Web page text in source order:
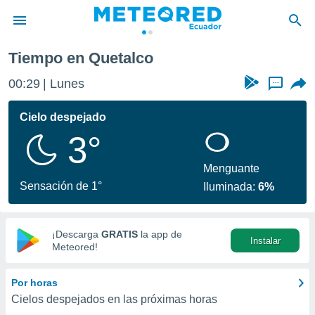
de
ha
calidad.
a este
las
y
digital
basada
Tiempo en Quetalco
00:29 Lunes ...
Cielo despejado
3°
Sensación de 1°
Menguante
Iluminada:6%
¡Descarga GRATIS la app de
Meteored!
Instalar
Por horas
Cielos despejados en las próximas horas